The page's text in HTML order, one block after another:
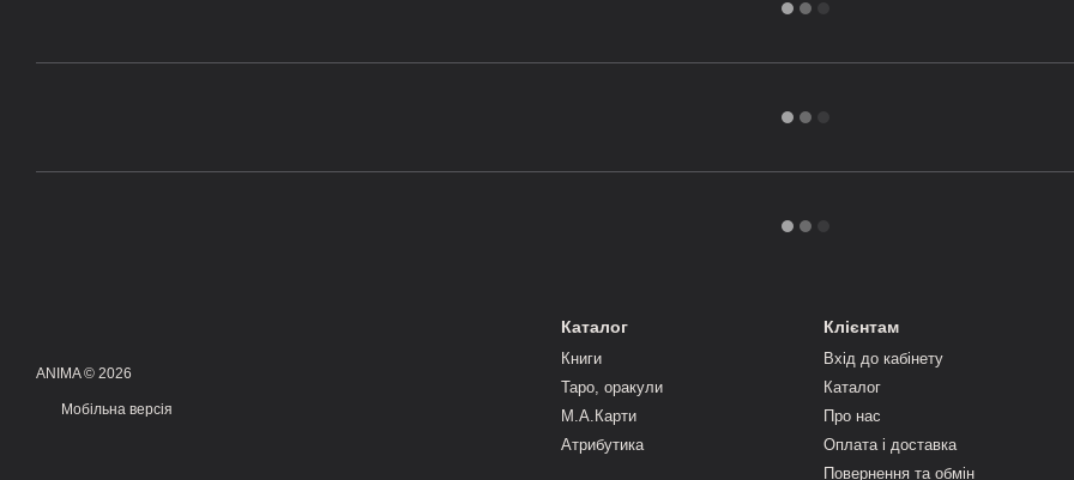
ANIMA © 2026
Мобільна версія
Каталог
Книги
Таро, оракули
М.А.Карти
Атрибутика
Клієнтам
Вхід до кабінету
Каталог
Про нас
Оплата і доставка
Повернення та обмін